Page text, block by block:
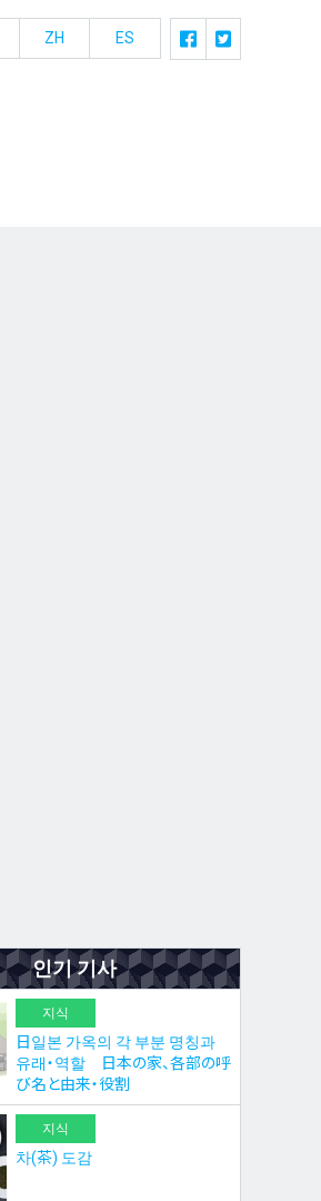
ZH ES
인기 기사
지식
日일본 가옥의 각 부분 명칭과
유래・역할 日本の家、各部の呼
び名と由来・役割
지식
차(茶) 도감